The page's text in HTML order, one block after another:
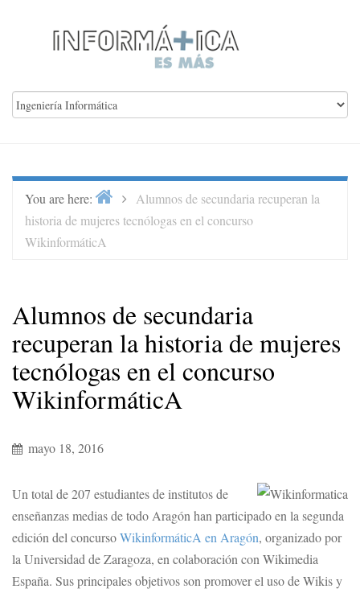
You are here: HomeAlumnos de secundaria recuperan la
historia de mujeres tecnólogas en el concurso
WikinformáticA
Alumnos de secundaria
recuperan la historia de mujeres
tecnólogas en el concurso
WikinformáticA
mayo 18, 2016
Un total de 207 estudiantes de institutos de
enseñanzas medias de todo Aragón han participado en la segunda
edición del concursoWikinformáticA en Aragón, organizado por
la Universidad de Zaragoza, en colaboración con Wikimedia
España. Sus principales objetivos son promover el uso de Wikis y